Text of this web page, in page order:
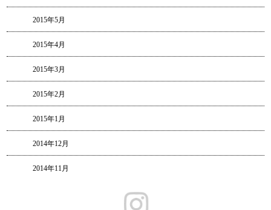
2015年5月
2015年4月
2015年3月
2015年2月
2015年1月
2014年12月
2014年11月